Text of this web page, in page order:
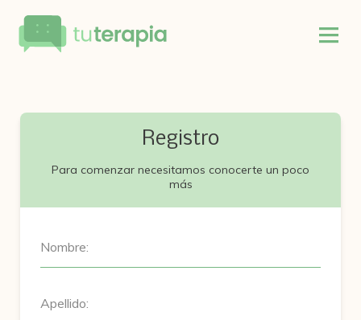
Registro
Para comenzar necesitamos conocerte un poco
más
Nombre:
Apellido: